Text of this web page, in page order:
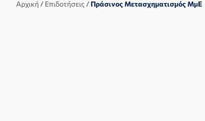
Αρχική / Επιδοτήσεις / Πράσινος Μετασχηματισμός ΜμΕ